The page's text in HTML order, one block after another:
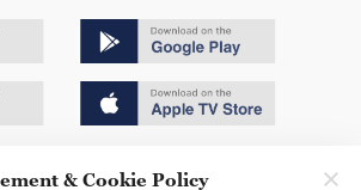
& Cookie Policy